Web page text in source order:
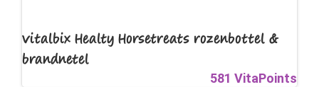
Vitalbix Healty Horsetreats rozenbottel &
brandnetel
581 VitaPoints